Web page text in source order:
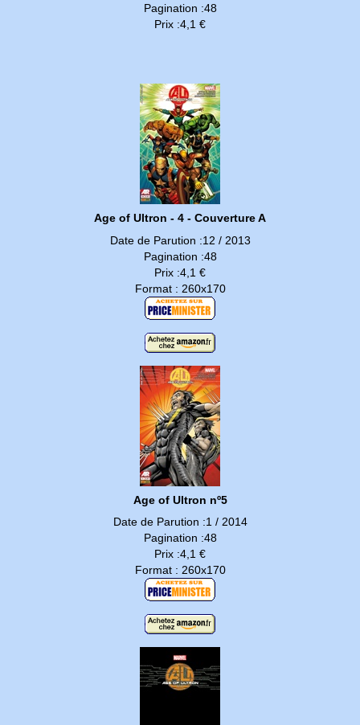
Pagination :48
Prix :4,1 €
Age of Ultron - 4 - Couverture A
Date de Parution :12 / 2013
Pagination :48
Prix :4,1 €
Format : 260x170
Age of Ultron nº5
Date de Parution :1 / 2014
Pagination :48
Prix :4,1 €
Format : 260x170